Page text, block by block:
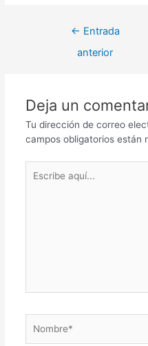
← Entrada
anterior
Deja un
Tu dirección de correo
campos obligatorios están
aquí...